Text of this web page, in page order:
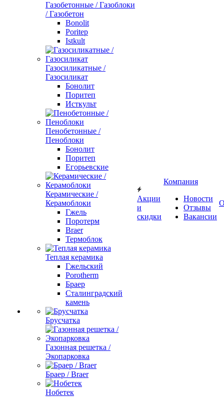
Газобетонные / Газоблоки
/ Газобетон
Bonolit
Poritep
Istkult
Газосиликатные /
Газосиликат
Бонолит
Поритеп
Исткульт
Пенобетонные /
Пеноблоки
Бонолит
Поритеп
Егорьевские
Керамические /
Керамоблоки
Гжель
Поротерм
Braer
Термоблок
Теплая керамика
Гжельский
Porotherm
Браер
Сталинградский
камень
Брусчатка
Газонная решетка /
Экопарковка
Браер / Braer
Нобетек
Акции
и
скидки
Компания
Новости
Отзывы
Вакансии